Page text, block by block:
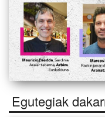
Egutegiak